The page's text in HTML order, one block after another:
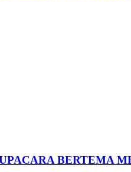
BERTEMA